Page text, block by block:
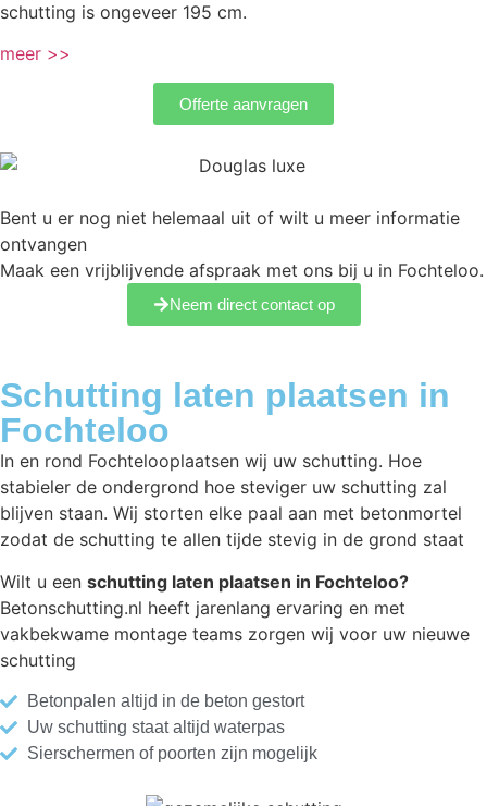
schutting is ongeveer 195 cm.
meer >>
Offerte aanvragen
Bent u er nog niet helemaal uit of wilt u meer informatie
ontvangen
Maak een vrijblijvende afspraak met ons bij u in Fochteloo.
Neem direct contact op
Schutting laten plaatsen in
Fochteloo
In en rond Fochtelooplaatsen wij uw schutting. Hoe
stabieler de ondergrond hoe steviger uw schutting zal
blijven staan. Wij storten elke paal aan met betonmortel
zodat de schutting te allen tijde stevig in de grond staat
Wilt u een schutting laten plaatsen in Fochteloo?
Betonschutting.nl heeft jarenlang ervaring en met
vakbekwame montage teams zorgen wij voor uw nieuwe
schutting
Betonpalen altijd in de beton gestort
Uw schutting staat altijd waterpas
Sierschermen of poorten zijn mogelijk